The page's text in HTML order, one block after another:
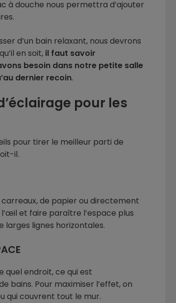
à douche nous permettra d’ajouter
d’un bain relaxant, nous devrons
en soit, il faut savoir
besoin dans notre petite salle
dernier recoin.
pour les
pour tirer le meilleur parti de
il.
carreaux, de papier ou directement
et faire paraître l’espace plus
larges lignes horizontales.
quel endroit, ce qui est
bains. Pour maximiser l’effet, on
qui couvrent tout le mur.